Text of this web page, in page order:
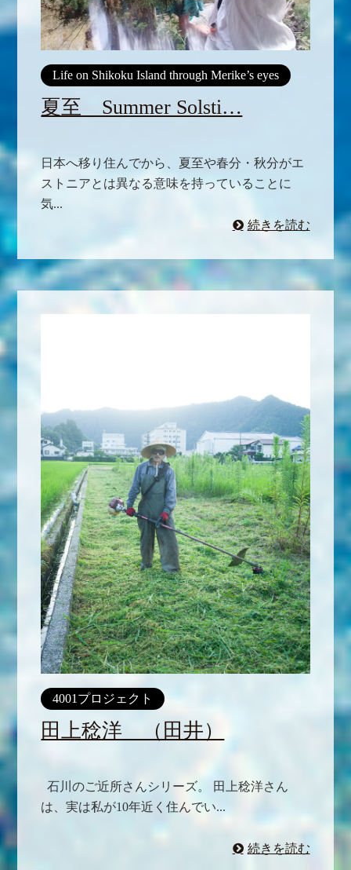
Life on Shikoku Island through Merike’s eyes
夏至 Summer Solsti…
日本へ移り住んでから、夏至や春分・秋分がエ
ストニアとは異なる意味を持っていることに
気...
続きを読む
4001プロジェクト
田上稔洋 （田井）
石川のご近所さんシリーズ。 田上稔洋さん
は、実は私が10年近く住んでい...
続きを読む